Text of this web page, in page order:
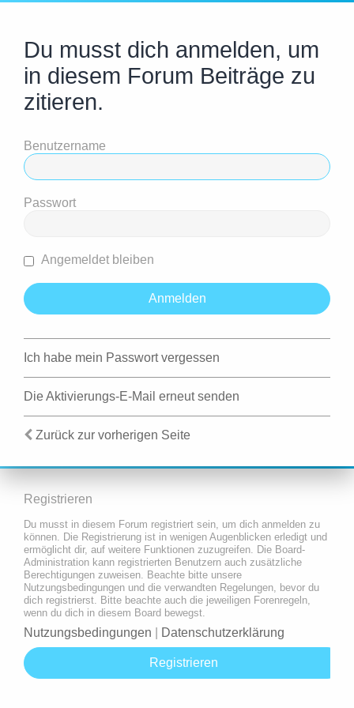
Du musst dich anmelden, um
in diesem Forum Beiträge zu
zitieren.
Benutzername
Passwort
Angemeldet bleiben
Ich habe mein Passwort vergessen
Die Aktivierungs-E-Mail erneut senden
Zurück zur vorherigen Seite
Registrieren
Du musst in diesem Forum registriert sein, um dich anmelden zu
können. Die Registrierung ist in wenigen Augenblicken erledigt und
ermöglicht dir, auf weitere Funktionen zuzugreifen. Die Board-
Administration kann registrierten Benutzern auch zusätzliche
Berechtigungen zuweisen. Beachte bitte unsere
Nutzungsbedingungen und die verwandten Regelungen, bevor du
dich registrierst. Bitte beachte auch die jeweiligen Forenregeln,
wenn du dich in diesem Board bewegst.
Nutzungsbedingungen Datenschutzerklärung
Registrieren